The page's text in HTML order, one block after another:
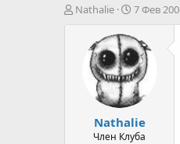
А
Nathalie
Д
т
а
н
а
ч
а
л
а
7 Фев
Nathalie
Член Клуба